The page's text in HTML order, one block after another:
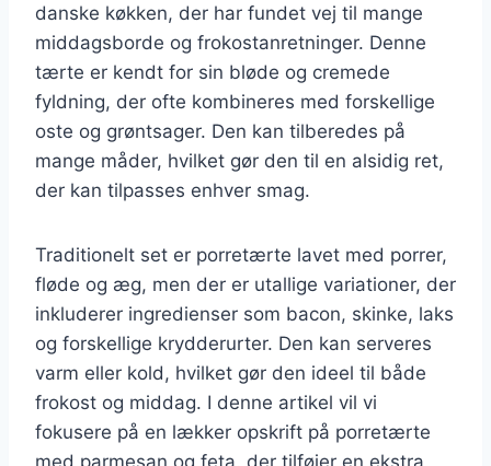
danske køkken, der har fundet vej til mange
middagsborde og frokostanretninger. Denne
tærte er kendt for sin bløde og cremede
fyldning, der ofte kombineres med forskellige
oste og grøntsager. Den kan tilberedes på
mange måder, hvilket gør den til en alsidig ret,
der kan tilpasses enhver smag.
Traditionelt set er porretærte lavet med porrer,
fløde og æg, men der er utallige variationer, der
inkluderer ingredienser som bacon, skinke, laks
og forskellige krydderurter. Den kan serveres
varm eller kold, hvilket gør den ideel til både
frokost og middag. I denne artikel vil vi
fokusere på en lækker opskrift på porretærte